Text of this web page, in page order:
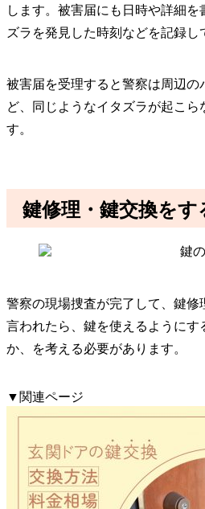
します。被害届にも日時や詳細
ズラを発見した時刻などを記録し
被害届を受理すると警察は周辺の
ど、同じようなイタズラが起こら
す。
鍵修理・鍵交換をす
警察の現場捜査が完了して、鍵修
言われたら、鍵を使えるようにす
か、を考える必要があります。
▼関連ページ